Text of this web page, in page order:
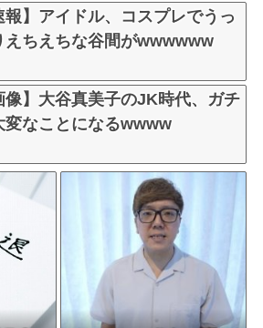
報】アイドル、コスプレでうっ
えちえちな谷間がwwwwww
像】大谷真美子のJK時代、ガチ
変なことになるwwww